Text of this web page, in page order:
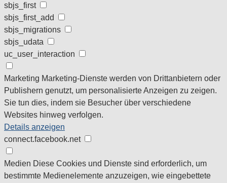
sbjs_first
sbjs_first_add
sbjs_migrations
sbjs_udata
uc_user_interaction
Marketing Marketing-Dienste werden von Drittanbietern oder
Publishern genutzt, um personalisierte Anzeigen zu zeigen.
Sie tun dies, indem sie Besucher über verschiedene
Websites hinweg verfolgen.
Details anzeigen
connect.facebook.net
Medien Diese Cookies und Dienste sind erforderlich, um
bestimmte Medienelemente anzuzeigen, wie eingebettete